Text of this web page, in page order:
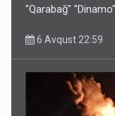
"Qarabağ"
6 Avqust 22:59